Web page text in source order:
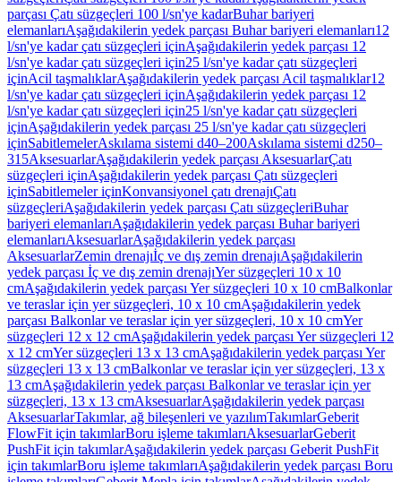
parçası Çatı süzgeçleri 100 l/sn'ye kadarBuhar bariyeri
elemanlarıAşağıdakilerin yedek parçası Buhar bariyeri elemanları12
l/sn'ye kadar çatı süzgeçleri içinAşağıdakilerin yedek parçası 12
l/sn'ye kadar çatı süzgeçleri için25 l/sn'ye kadar çatı süzgeçleri
içinAcil taşmalıklarAşağıdakilerin yedek parçası Acil taşmalıklar12
l/sn'ye kadar çatı süzgeçleri içinAşağıdakilerin yedek parçası 12
l/sn'ye kadar çatı süzgeçleri için25 l/sn'ye kadar çatı süzgeçleri
içinAşağıdakilerin yedek parçası 25 l/sn'ye kadar çatı süzgeçleri
içinSabitlemelerAskılama sistemi d40–200Askılama sistemi d250–
315AksesuarlarAşağıdakilerin yedek parçası AksesuarlarÇatı
süzgeçleri içinAşağıdakilerin yedek parçası Çatı süzgeçleri
içinSabitlemeler içinKonvansiyonel çatı drenajıÇatı
süzgeçleriAşağıdakilerin yedek parçası Çatı süzgeçleriBuhar
bariyeri elemanlarıAşağıdakilerin yedek parçası Buhar bariyeri
elemanlarıAksesuarlarAşağıdakilerin yedek parçası
AksesuarlarZemin drenajıİç ve dış zemin drenajıAşağıdakilerin
yedek parçası İç ve dış zemin drenajıYer süzgeçleri 10 x 10
cmAşağıdakilerin yedek parçası Yer süzgeçleri 10 x 10 cmBalkonlar
ve teraslar için yer süzgeçleri, 10 x 10 cmAşağıdakilerin yedek
parçası Balkonlar ve teraslar için yer süzgeçleri, 10 x 10 cmYer
süzgeçleri 12 x 12 cmAşağıdakilerin yedek parçası Yer süzgeçleri 12
x 12 cmYer süzgeçleri 13 x 13 cmAşağıdakilerin yedek parçası Yer
süzgeçleri 13 x 13 cmBalkonlar ve teraslar için yer süzgeçleri, 13 x
13 cmAşağıdakilerin yedek parçası Balkonlar ve teraslar için yer
süzgeçleri, 13 x 13 cmAksesuarlarAşağıdakilerin yedek parçası
AksesuarlarTakımlar, ağ bileşenleri ve yazılımTakımlarGeberit
FlowFit için takımlarBoru işleme takımlarıAksesuarlarGeberit
PushFit için takımlarAşağıdakilerin yedek parçası Geberit PushFit
için takımlarBoru işleme takımlarıAşağıdakilerin yedek parçası Boru